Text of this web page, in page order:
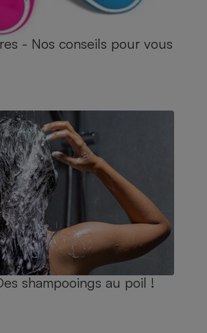
- Nos conseils pour vous
shampooings au poil !